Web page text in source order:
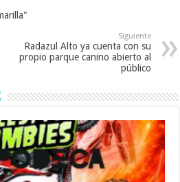
Siguiente
Radazul Alto ya cuenta con su
propio parque canino abierto al
público